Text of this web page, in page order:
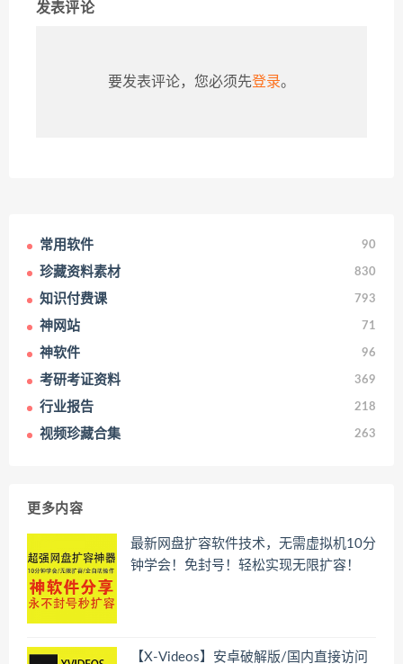
发表评论
要发表评论，您必须先登录。
常用软件 90
珍藏资料素材 830
知识付费课 793
神网站 71
神软件 96
考研考证资料 369
行业报告 218
视频珍藏合集 263
更多内容
最新网盘扩容软件技术，无需虚拟机10分
钟学会！免封号！轻松实现无限扩容！
【X-Videos】安卓破解版/国内直接访问